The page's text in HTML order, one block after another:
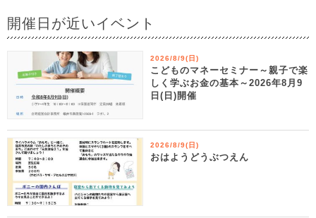
開催日が近いイベント
2026/8/9(日)
こどものマネーセミナー～親子で楽
しく学ぶお金の基本～2026年8月9
日(日)開催
2026/8/9(日)
おはようどうぶつえん